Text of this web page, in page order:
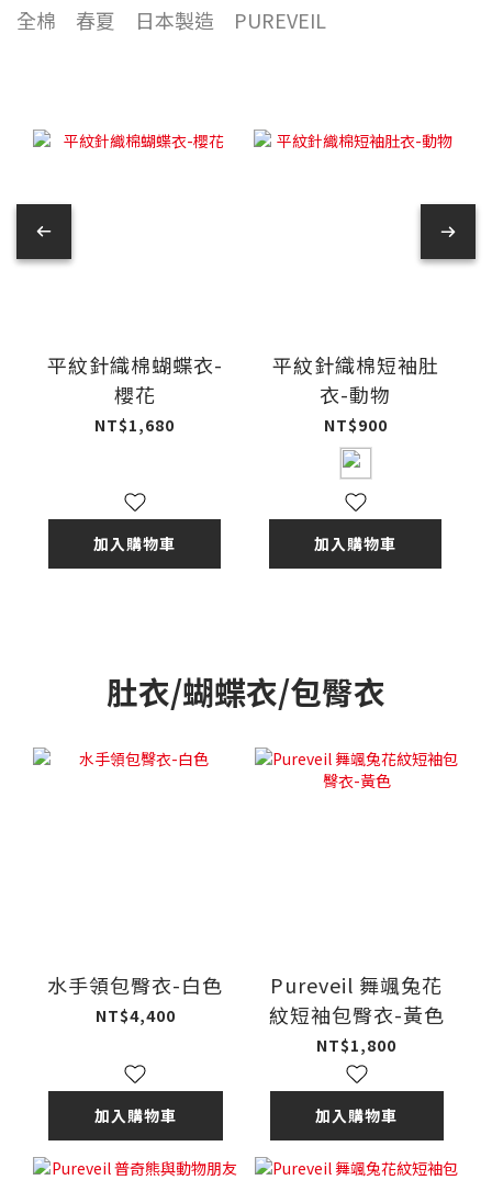
全棉 春夏 日本製造 PUREVEIL
平紋針織棉蝴蝶衣-
櫻花
NT$1,680
加入購物車
平紋針織棉短袖肚
衣-動物
NT$900
加入購物車
肚衣/蝴蝶衣/包臀衣
水手領包臀衣-白色
NT$4,400
加入購物車
Pureveil 舞颯兔花
紋短袖包臀衣-黃色
NT$1,800
加入購物車